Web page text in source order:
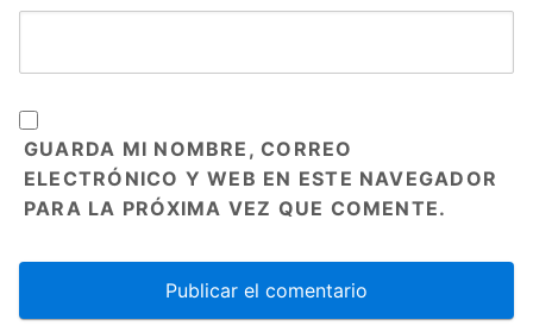
GUARDA MI NOMBRE, CORREO
ELECTRÓNICO Y WEB EN ESTE NAVEGADOR
PARA LA PRÓXIMA VEZ QUE COMENTE.